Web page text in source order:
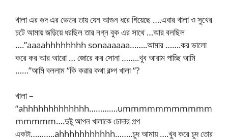
খালা এর গুদ এর ভেতর তায় যেন আগুন ধরে গিয়েছে ….এবার খালা ও সুখের
চটে আমায় জড়িয়ে ধরছিল তার নগ্ন বুক এর সাথে …আর বলছিল
….”aaaahhhhhhhh sonaaaaaa……..আমার …….কর ভালো
করে কর আর আরো … জোরে কর সোনা ……..খুব আরাম পাচ্ছি আমি
……”আমি বললাম “কি করার কথা বল্চ্গ খালা “?
খালা –
“ahhhhhhhhhhhhh………….ummmmmmmmmmm
mmmmm….দুষ্টু আপন খালাকে চোদার গল্প
একটা………..ahhhhhhhhhhh……..চুদ আমায় ….খুব করে চুদ তোর